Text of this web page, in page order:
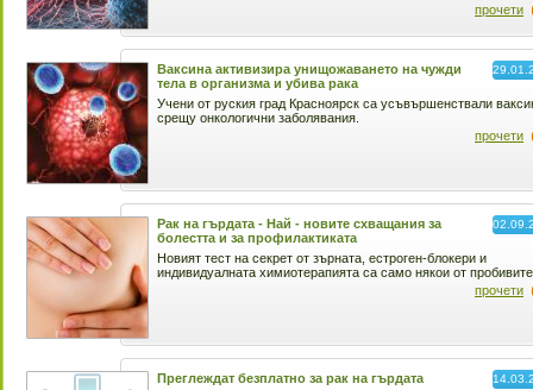
прочети
Ваксина активизира унищожаването на чужди
тела в организма и убива рака
Учени от руския град Красноярск са усъвършенствали
срещу онкологични заболявания.
прочети
Рак на гърдата - Най - новите схващания за
болестта и за профилактиката
Новият тест на секрет от зърната, естроген-блокери и
индивидуалната химиотерапията са само някои от пробивите
прочети
Преглеждат безплатно за рак на гърдата